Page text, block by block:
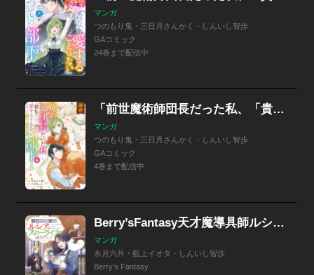
マンガ
つのもり鬼・三日月さんかく・しんいし智歩
GAコミック
24巻まで配信中
「前世魔術師団長だった私、「貴女を愛することはない」と言った夫が、かつての部下（コミック）」シリーズ
マンガ
つのもり鬼・三日月さんかく・しんいし智歩
GAコミック
4巻まで配信中
Berry’sFantasy天才魔導具師ルシアはスローライフを送りたい！
マンガ
永月六片・藍上イオタ・しんいし智歩
Berry’s Fantasy